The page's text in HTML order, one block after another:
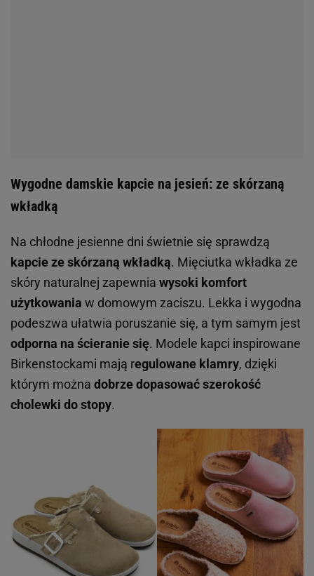
Wygodne damskie kapcie na jesień: ze skórzaną
wkładką
Na chłodne jesienne dni świetnie się sprawdzą
kapcie ze skórzaną wkładką. Mięciutka wkładka ze
skóry naturalnej zapewnia wysoki komfort
użytkowania w domowym zaciszu. Lekka i wygodna
podeszwa ułatwia poruszanie się, a tym samym jest
odporna na ścieranie się. Modele kapci inspirowane
Birkenstockami mają regulowane klamry, dzięki
którym można dobrze dopasować szerokość
cholewki do stopy.